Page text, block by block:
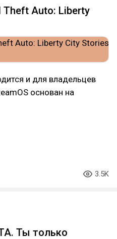
Theft Auto: Liberty
и для владельцев
основан на
3.5K
Ты только